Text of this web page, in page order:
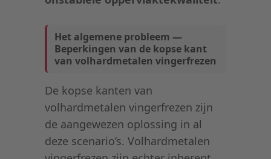
Het algemene probleem —
Beperkingen van de kopse kant
van volhardmetalen vingerfrezen
De kopse kanten van
volhardmetalen vingerfrezen zijn
de aangewezen oplossing in al
deze scenario’s. Volhardmetalen